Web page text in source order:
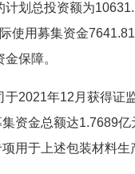
划总投资额为
使用募集资金
保障。
2021年12月获得证
资金总额达1.7689
用于上述包装材料生